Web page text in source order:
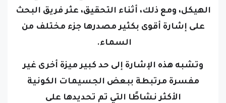
الهيكل، ومع ذلك، أثناء التحقيق، عثر فريق البحث
على إشارة أقوى بكثير مصدرها جزء مختلف من
السماء.
وتشبه هذه الإشارة إلى حد كبير ميزة أخرى غير
مفسرة مرتبطة ببعض الجسيمات الكونية
الأكثر نشاطًا التي تم تحديدها على